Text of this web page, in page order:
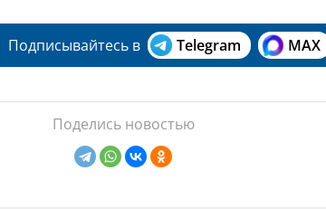
Подписывайтесь в Telegram MAX
Поделись новостью